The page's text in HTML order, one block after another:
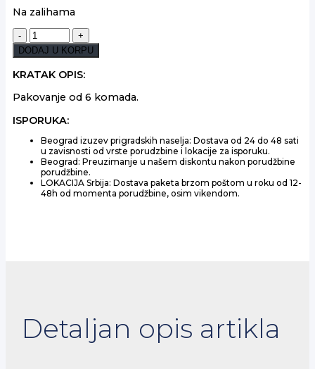
Na zalihama
VODA
VODA
1.5L
količina
DODAJ U KORPU
KRATAK OPIS:
Pakovanje od 6 komada.
ISPORUKA:
Beograd izuzev prigradskih naselja: Dostava od 24 do 48 sati
u zavisnosti od vrste porudzbine i lokacije za isporuku.
Beograd: Preuzimanje u našem diskontu nakon porudžbine
porudžbine.
LOKACIJA Srbija: Dostava paketa brzom poštom u roku od 12-
48h od momenta porudžbine, osim vikendom.
Detaljan opis artikla